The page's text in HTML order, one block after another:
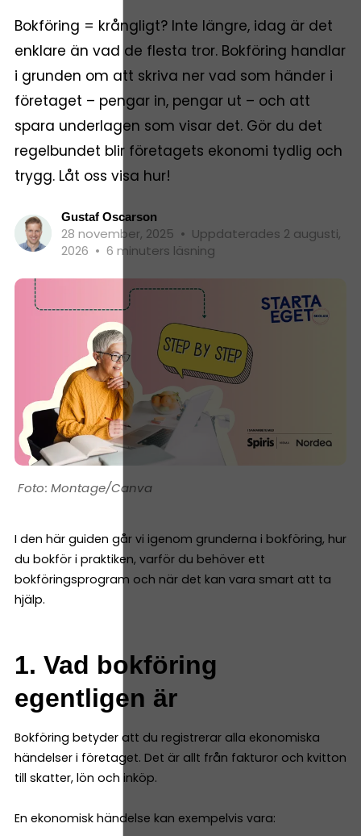
Bokföring = krångligt? Inte längre, idag är det
enklare än vad de flesta tror. Bokföring handlar
i grunden om att skriva ner vad som händer i
företaget – pengar in, pengar ut – och att
spara underlagen som visar det. Gör du det
regelbundet blir företagets ekonomi tydlig och
trygg. Låt oss visa hur!
Gustaf Oscarson
28 november, 2025 • Uppdaterades 2 augusti,
2026 • 6 minuters läsning
Montage/Canva
I den här guiden går vi igenom grunderna i bokföring, hur
du bokför i praktiken, varför du behöver ett
bokföringsprogram och när det kan vara smart att ta
hjälp.
1. Vad bokföring
egentligen är
Bokföring betyder att du registrerar alla ekonomiska
händelser i företaget. Det är allt från fakturor och kvitton
till skatter, lön och inköp.
En ekonomisk händelse kan exempelvis vara: